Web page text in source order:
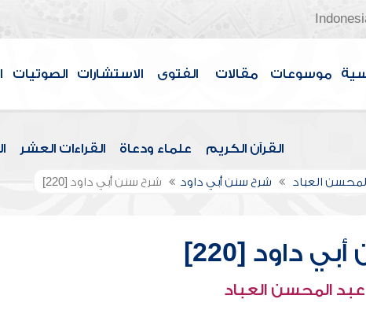
موسوعات مقالات الفتوى الاستشارات الصوتيات
القرآن الكريم علماء ودعاة القراءات العشر
العباد شرح سنن أبي داود شرح سنن أبي داود [220]
داود [220]
المحسن العباد